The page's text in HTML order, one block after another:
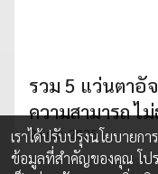
รวม 5 แว่นตาอั
ความสามารถ ไ
25 ก.ย. 2025
เราได้ปรับปรุงนโยบายก
ข้อมูลที่สำคัญของคุณ โปร